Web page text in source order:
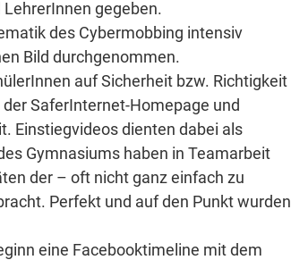
gegeben.
des Cybermobbing intensiv
Bild durchgenommen.
auf Sicherheit bzw. Richtigkeit
SaferInternet-Homepage und
Einstiegvideos dienten dabei als
Gymnasiums haben in Teamarbeit
der – oft nicht ganz einfach zu
Perfekt und auf den Punkt wurden
eine Facebooktimeline mit dem